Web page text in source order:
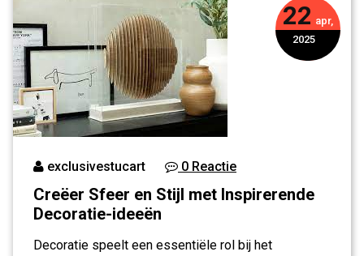
22 apr,
2025
exclusivestucart 0 Reactie
Creëer Sfeer en Stijl met Inspirerende
Decoratie-ideeën
Decoratie speelt een essentiële rol bij het